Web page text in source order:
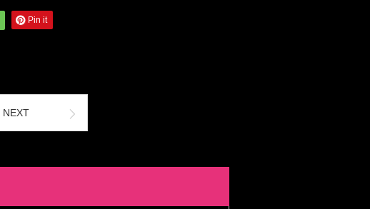
Pin it
NEXT